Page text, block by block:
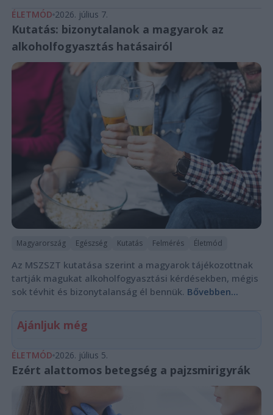
ÉLETMÓD 2026. július 7.
Kutatás: bizonytalanok a magyarok az
alkoholfogyasztás hatásairól
Magyarország Egészség Kutatás Felmérés Életmód
Az MSZSZT kutatása szerint a magyarok tájékozottnak
tartják magukat alkoholfogyasztási kérdésekben, mégis
sok tévhit és bizonytalanság él bennük. Bővebben...
Ajánljuk még
ÉLETMÓD 2026. július 5.
Ezért alattomos betegség a pajzsmirigyrák